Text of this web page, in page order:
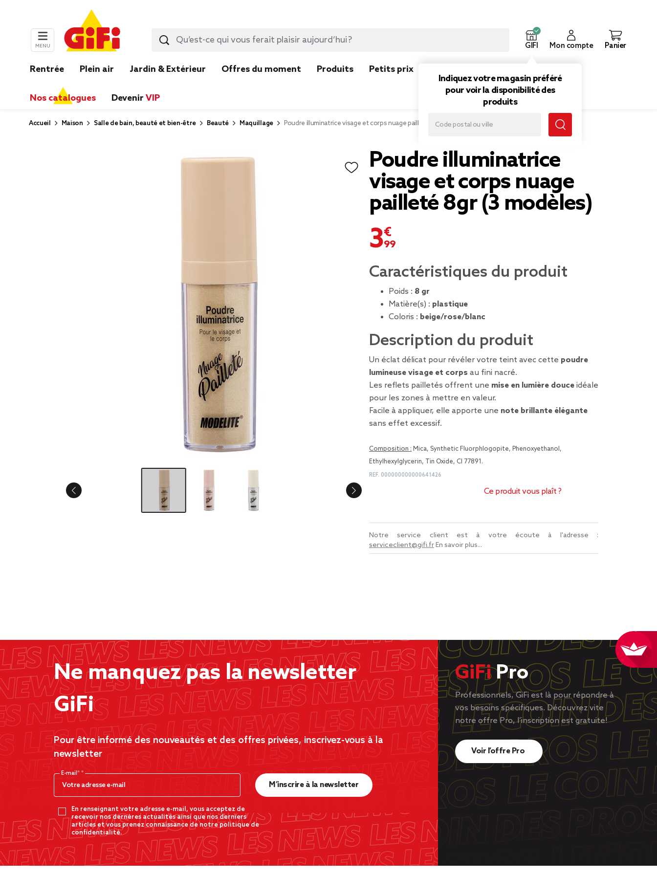
MENU GIFI
Indiquez votre magasin préféré
pour voir la disponibilité des
produits
Mon compte Panier
Rentrée Plein air Jardin & Extérieur Offres du moment Produits Petits prix
Nos catalogues Devenir VIP
Accueil Maison Salle de bain, beauté et bien-être Beauté Maquillage Poudre illuminatrice visage et corps nuage pailleté 8gr (3 modèles)
Poudre illuminatrice
visage et corps nuage
pailleté 8gr (3 modèles)
3,99 €
Caractéristiques du produit
Poids : 8 gr
Matière(s) : plastique
Coloris : beige/rose/blanc
Description du produit
Un éclat délicat pour révéler votre teint avec cette poudre
lumineuse visage et corps au fini nacré.
Les reflets pailletés offrent une mise en lumière douce idéale
pour les zones à mettre en valeur.
Facile à appliquer, elle apporte une note brillante élégante
sans effet excessif.
Composition : Mica, Synthetic Fluorphlogopite, Phenoxyethanol,
Ethylhexylglycerin, Tin Oxide, CI 77891.
REF. 000000000000641426
Ce produit vous plaît ?
Notre service client est à votre écoute à l'adresse :
serviceclient@gifi.frEn savoir plus...
Ne manquez pas la newsletter
GiFi
Pour être informé des nouveautés et des offres privées, inscrivez-vous à la
newsletter
E-mail*
En renseignant votre adresse e-mail, vous acceptez de
recevoir nos dernères actualités ainsi que nos derniers
articles et vous prenez connaissance de notre politique de
confidentialité.
M’inscrire à la newsletter
GiFiPro
Professionnels, GiFi est là pour répondre à
vos besoins spécifiques. Découvrez vite
notre offre Pro, l’inscription est gratuite!
Voir l’offre Pro